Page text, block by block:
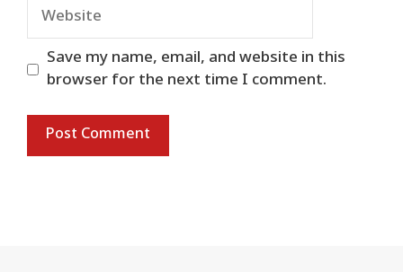
Website
Save my name, email, and website in this
browser for the next time I comment.